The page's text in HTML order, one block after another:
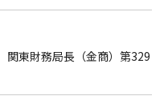
関東財務局長（金商）第329